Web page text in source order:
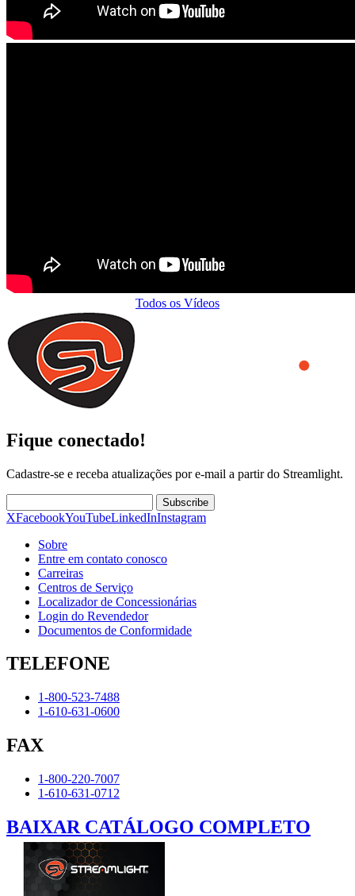
Todos os Vídeos
Fique conectado!
Cadastre-se e receba atualizações por e-mail a partir do Streamlight.
Subscribe
XFacebookYouTubeLinkedInInstagram
Sobre
Entre em contato conosco
Carreiras
Centros de Serviço
Localizador de Concessionárias
Login do Revendedor
Documentos de Conformidade
TELEFONE
1-800-523-7488
1-610-631-0600
FAX
1-800-220-7007
1-610-631-0712
BAIXAR CATÁLOGO COMPLETO